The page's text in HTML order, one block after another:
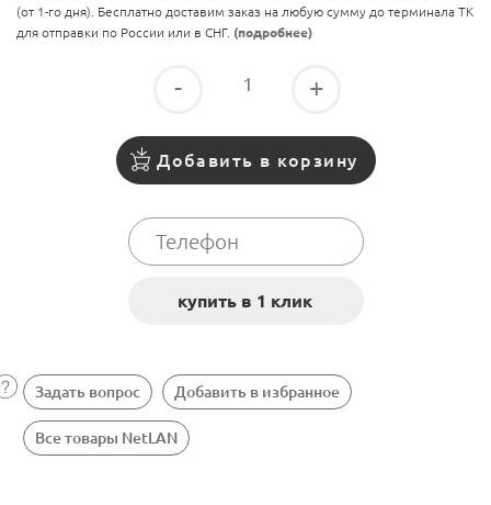
(от 1-го дня). Бесплатно доставим заказ на любую сумму до терминала ТК
для отправки по России или в СНГ. (подробнее)
- +
Добавить в корзину
Задать вопрос Добавить в избранное
Все товары NetLAN